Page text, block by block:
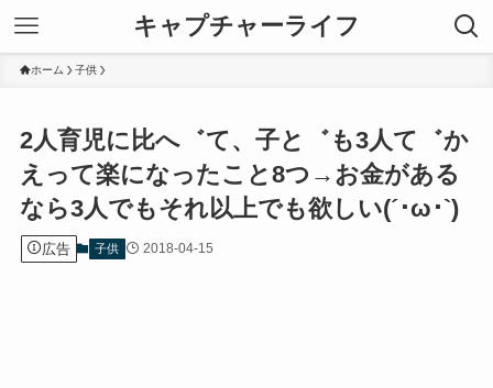
キャプチャーライフ
ホーム 子供
2人育児に比へ゛て、子と゛も3人て゛か
えって楽になったこと8つ→お金がある
なら3人でもそれ以上でも欲しい(´･ω･`)
広告 子供 2018-04-15